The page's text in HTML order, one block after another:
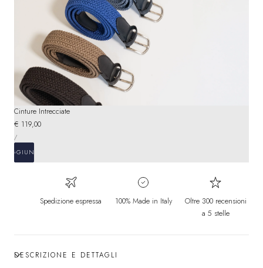
Cinture Intrecciate
Prezzo
normale
€ 119,00
UNITARIO
/PER
AGGIUNGI
Spedizione espressa 100% Made in Italy
Oltre 300 recensioni
a 5 stelle
DESCRIZIONE E DETTAGLI